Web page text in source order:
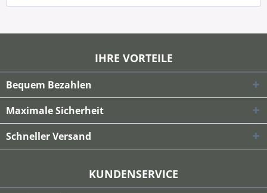
IHRE VORTEILE
Bequem Bezahlen
Maximale Sicherheit
Schneller Versand
KUNDENSERVICE